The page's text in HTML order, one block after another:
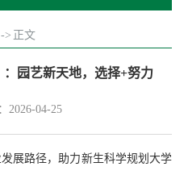
-> 正文
园艺新天地，选择+努力
2026-04-25
展路径，助力新生科学规划大学